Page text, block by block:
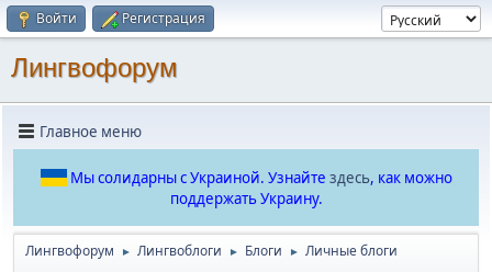
Войти Регистрация
Лингвофорум
Главное меню
Мы солидарны с Украиной. Узнайте здесь, как можно
поддержать Украину.
Лингвофорум ► Лингвоблоги ► Блоги ► Личные блоги